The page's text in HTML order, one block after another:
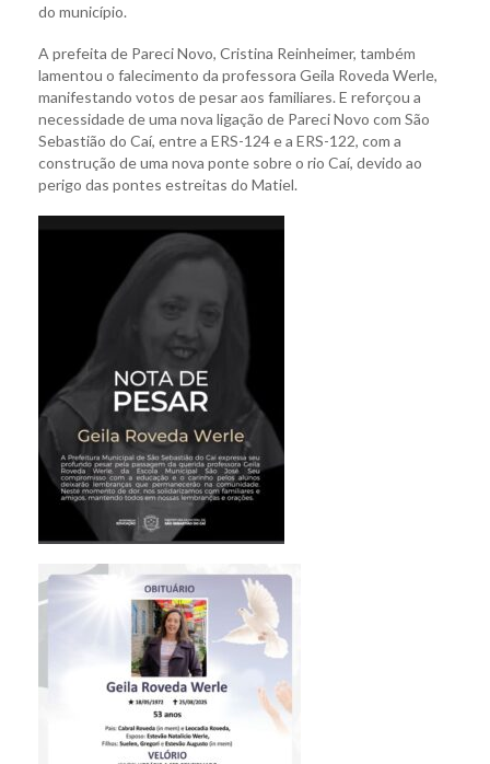
do município.
A prefeita de Pareci Novo, Cristina Reinheimer, também
lamentou o falecimento da professora Geila Roveda Werle,
manifestando votos de pesar aos familiares. E reforçou a
necessidade de uma nova ligação de Pareci Novo com São
Sebastião do Caí, entre a ERS-124 e a ERS-122, com a
construção de uma nova ponte sobre o rio Caí, devido ao
perigo das pontes estreitas do Matiel.